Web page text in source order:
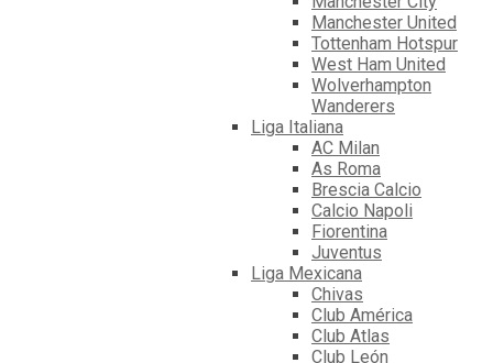
Manchester United
Tottenham Hotspur
West Ham United
Wolverhampton
Wanderers
Liga Italiana
AC Milan
As Roma
Brescia Calcio
Calcio Napoli
Fiorentina
Juventus
Liga Mexicana
Chivas
Club América
Club Atlas
Club León